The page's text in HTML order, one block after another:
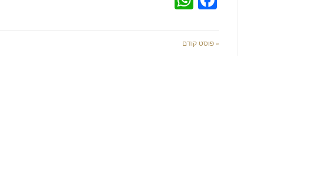
« פוסט קודם